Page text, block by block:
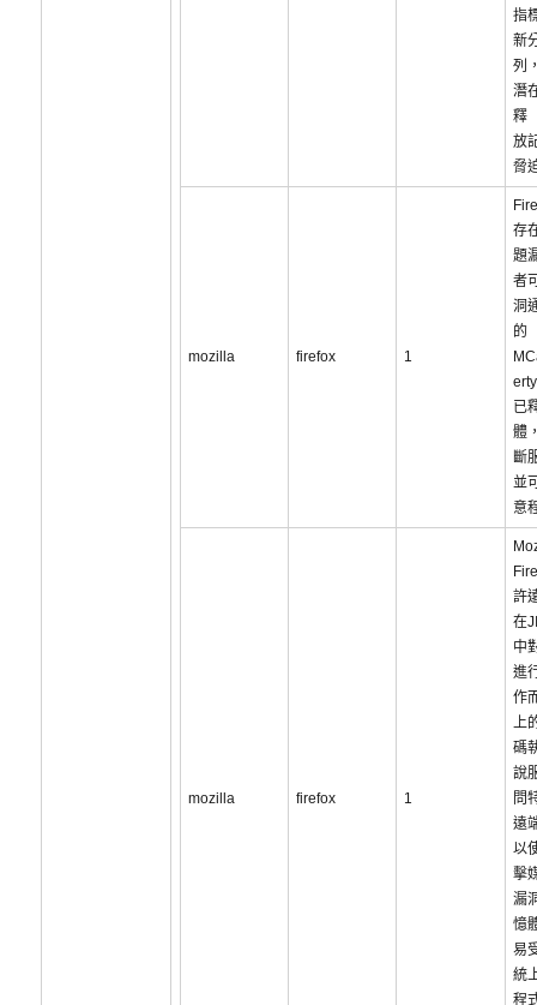
指
新
列
潛
釋
放
脅
mozilla firefox 1
存
題
者
洞
的
已
體
斷
並
意
mozilla firefox 1
許
在
中
進
作
上
碼
說
問
遠
以
擊
漏
憶
易
統
程